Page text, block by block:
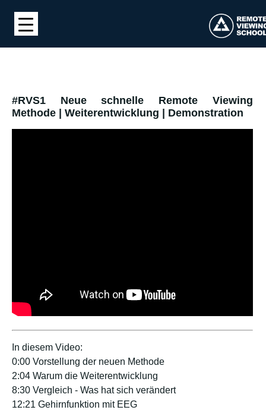
#RVS1 Neue schnelle Remote Viewing
Methode | Weiterentwicklung | Demonstration
In diesem Video:
0:00 Vorstellung der neuen Methode
2:04 Warum die Weiterentwicklung
8:30 Vergleich - Was hat sich verändert
12:21 Gehirnfunktion mit EEG